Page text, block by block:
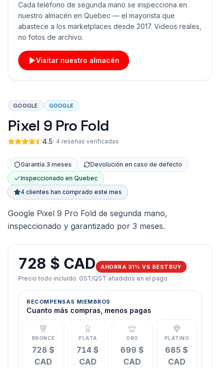
Cada teléfono de segunda mano se inspecciona en
nuestro almacén en Quebec — el mayorista que
abastece a los marketplaces desde 2017. Videos reales,
no fotos de archivo.
Visitar nuestro almacén
GOOGLE GOOGLE
Pixel 9 Pro Fold
4.5· 4 reseñas verificadas
Garantía 3 meses
Devolución en caso de defecto
Inspeccionado en Quebec
4 clientes han comprado este mes
Google Pixel 9 Pro Fold de segunda mano,
inspeccionado y garantizado por 3 meses.
728 $ CAD AHORRA 31% VS BESTBUY
Precio todo incluido. GST/QST añadidos en el pago.
RECOMPENSAS MIEMBROS
Cuanto más compras, menos pagas
BRONCE
728 $
CAD
PLATA
714 $
CAD
ORO
699 $
CAD
PLATINO
685 $
CAD